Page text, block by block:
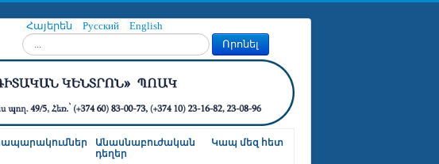
Հայերեն Русский English
Որոնել... Որոնել
Անասնաբուժական
դեղեր
Կապ մեզ հետ